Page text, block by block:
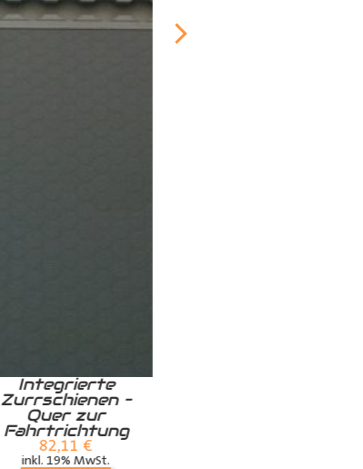
Integrierte
Zurrschienen –
Quer zur
Fahrtrichtung
82,11 €
inkl. 19% MwSt.